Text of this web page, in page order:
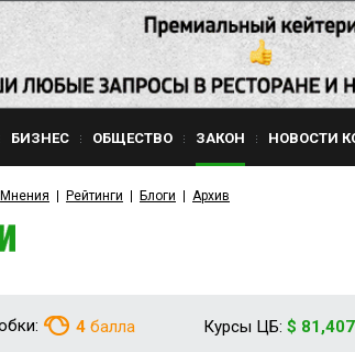
БИЗНЕС ОБЩЕСТВО ЗАКОН НОВОСТИ
Мнения Рейтинги Блоги Архив
4 балла Курсы ЦБ: $